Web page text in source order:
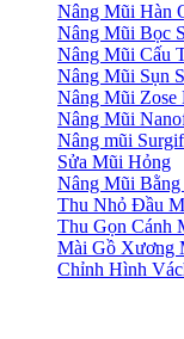
Nâng Mũi Hàn
Nâng Mũi Bọc
Nâng Mũi Cấu
Nâng Mũi Sụn
Nâng Mũi Zose
Nâng Mũi
Nâng mũi
Sửa Mũi Hỏng
Nâng Mũi
Thu Nhỏ Đầu
Thu Gọn Cánh
Mài Gồ Xương
Chỉnh Hình